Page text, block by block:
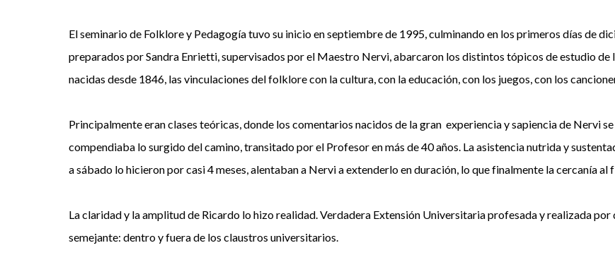
El seminario de Folklore y Pedagogía tuvo su inicio en septiembre de 1995, culminando en los primeros días de
preparados por Sandra Enrietti, supervisados por el Maestro Nervi, abarcaron los distintos tópicos de estudio
nacidas desde 1846, las vinculaciones del folklore con la cultura, con la educación, con los juegos, con los
Principalmente eran clases teóricas, donde los comentarios nacidos de la gran experiencia y sapiencia de Nervi
compendiaba lo surgido del camino, transitado por el Profesor en más de 40 años. La asistencia nutrida y
a sábado lo hicieron por casi 4 meses, alentaban a Nervi a extenderlo en duración, lo que finalmente la cercanía
La claridad y la amplitud de Ricardo lo hizo realidad. Verdadera Extensión Universitaria profesada y realizada
semejante: dentro y fuera de los claustros universitarios.